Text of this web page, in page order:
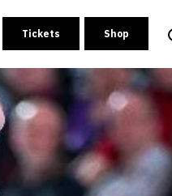
Tickets Shop